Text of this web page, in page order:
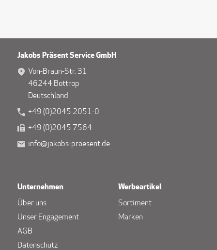
Jakobs Präsent Service GmbH
Von-Braun-Str. 31
46244 Bottrop
Deutschland
+49 (0)2045 2051-0
+49 (0)2045 7564
info@jakobs-praesent.de
Unternehmen
Über uns
Unser Engagement
AGB
Datenschutz
Werbeartikel
Sortiment
Marken